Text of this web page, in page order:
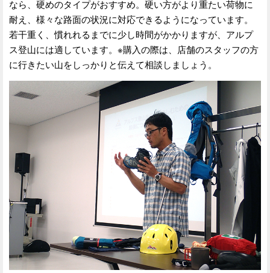
なら、硬めのタイプがおすすめ。硬い方がより重たい荷物に
耐え、様々な路面の状況に対応できるようになっています。
若干重く、慣れれるまでに少し時間がかかりますが、アルプ
ス登山には適しています。※購入の際は、店舗のスタッフの方
に行きたい山をしっかりと伝えて相談しましょう。